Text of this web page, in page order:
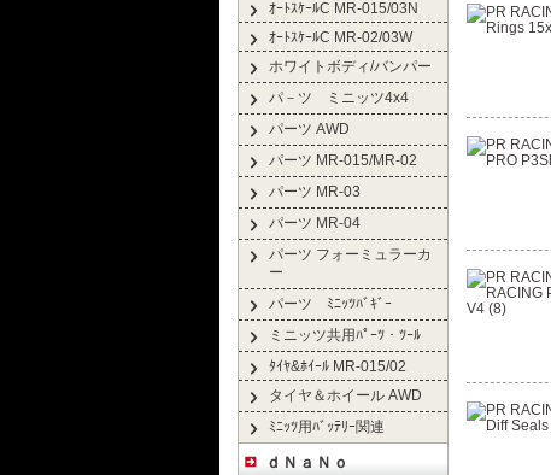
ｵｰﾄｽｹｰﾙC MR-015/03N
ｵｰﾄｽｹｰﾙC MR-02/03W
ホワイトボディ/バンパー
パ－ツ ミニッツ4x4
パーツ AWD
パーツ MR-015/MR-02
パーツ MR-03
パーツ MR-04
パーツ フォーミュラーカ
ー
パーツ ﾐﾆｯﾂﾊﾞｷﾞｰ
ミニッツ共用ﾊﾟｰﾂ・ﾂｰﾙ
ﾀｲﾔ&ﾎｲｰﾙ MR-015/02
タイヤ＆ホイール AWD
ﾐﾆｯﾂ用ﾊﾞｯﾃﾘｰ関連
ｄＮａＮｏ